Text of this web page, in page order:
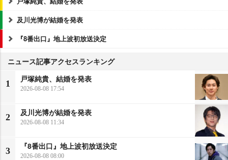
及川光博が結婚を発表
『8番出口』地上波初放送決定
ニュース記事アクセスランキング
1
戸塚純貴、結婚を発表
2026-08-08 17:54
2
及川光博が結婚を発表
2026-08-08 11:34
3
『8番出口』地上波初放送決定
2026-08-08 08:00